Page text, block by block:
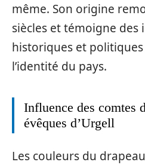
même. Son origine
siècles et témoigne des
historiques et
l’identité du pays.
Influence des comtes
évêques d’Urgell
Les couleurs du